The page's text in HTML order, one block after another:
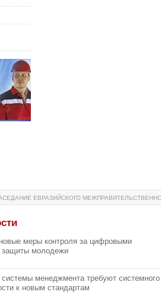
ЕВРАЗИЙСКОГО
меры контроля за цифровыми
защиты молодежи
системы менеджмента требуют системного
к новым стандартам